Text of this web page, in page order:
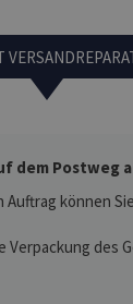
dem Postweg
können
des